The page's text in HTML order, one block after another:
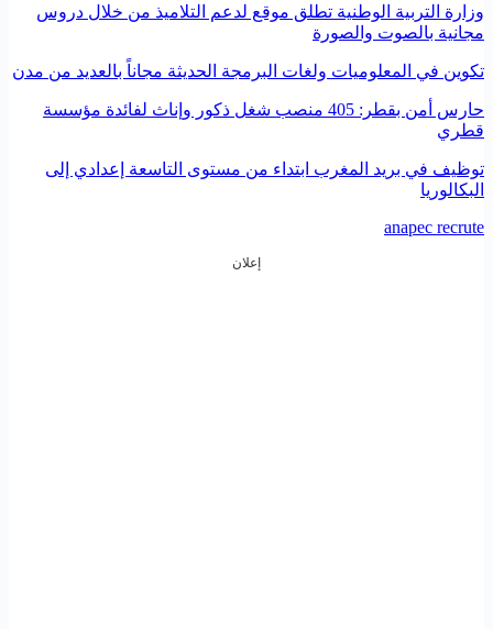
وزارة التربية الوطنية تطلق موقع لدعم التلاميذ من خلال دروس
مجانية بالصوت والصورة
تكوين في المعلوميات ولغات البرمجة الحديثة مجاناً بالعديد من مدن
حارس أمن بقطر: 405 منصب شغل ذكور وإناث لفائدة مؤسسة
قطري
توظيف في بريد المغرب ابتداء من مستوى التاسعة إعدادي إلى
البكالوريا
anapec recrute
إعلان